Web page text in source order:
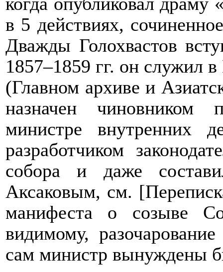
в 5 действиях,
Дважды Голохвастов
1857–1859 гг. он служил
(Главном архиве и
назначен
министре внутренних
разработчиком
собора и даже
Аксаковым, см.
манифеста о созыве
видимому,
сам министр вынуждены